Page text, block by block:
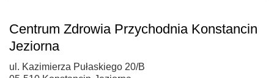
Centrum Zdrowia Przychodnia Konstancin
Jeziorna
ul. Kazimierza Pułaskiego 20/B